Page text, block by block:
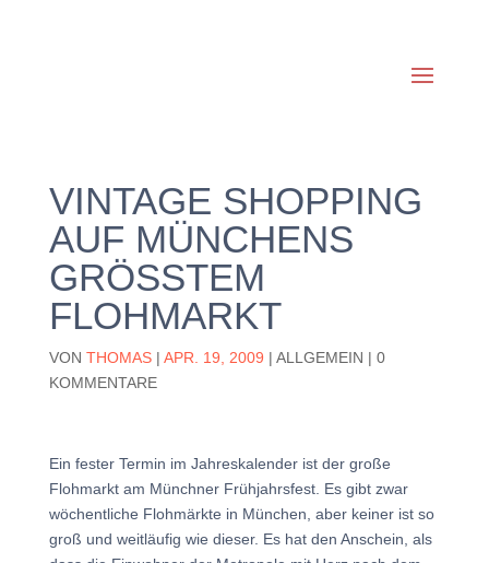
VINTAGE SHOPPING
AUF MÜNCHENS
GRÖSSTEM F
LOHMARKT
VON THOMAS| APR. 19, 2009 | ALLGEMEIN | 0
KOMMENTARE
Ein fester Termin im Jahreskalender ist der große
Flohmarkt am Münchner Frühjahrsfest. Es gibt zwar
wöchentliche Flohmärkte in München, aber keiner ist so
groß und weitläufig wie dieser. Es hat den Anschein, als